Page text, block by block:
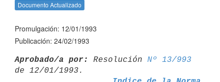
Documento Actualizado
Promulgación: 12/01/1993
Publicación: 24/02/1993
Aprobado/a por: Resolución Nº 13/993